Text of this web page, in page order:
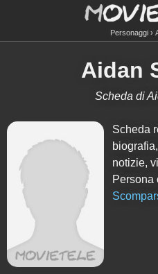
Personaggi
Aidan
Scheda di
Scheda
notizie,